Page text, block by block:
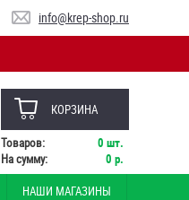
info@krep-shop.ru
КОРЗИНА
Товаров: 0 шт.
На сумму:
0 р.
НАШИ МАГАЗИНЫ